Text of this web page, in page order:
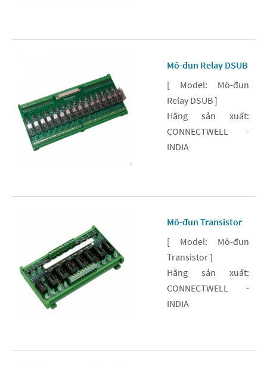
Mô-đun Relay DSUB
[ Model: Mô-đun
Relay DSUB ]
Hãng sản xuất:
CONNECTWELL -
INDIA
Mô-đun Transistor
[ Model: Mô-đun
Transistor ]
Hãng sản xuất:
CONNECTWELL -
INDIA